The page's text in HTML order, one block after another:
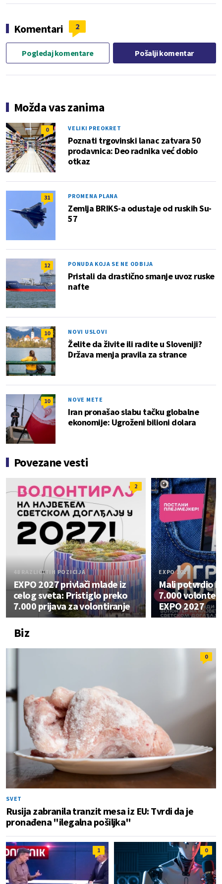
Komentari 2
Pogledaj komentare Pošalji komentar
Možda vas zanima
0 VELIKI PREOKRET
Poznati trgovinski lanac zatvara 50
prodavnica: Deo radnika već dobio
otkaz
31 PROMENA PLANA
Zemlja BRIKS-a odustaje od ruskih Su-
57
12 PONUDA KOJA SE NE ODBIJA
Pristali da drastično smanje uvoz ruske
nafte
10 NOVI USLOVI
Želite da živite ili radite u Sloveniji?
Država menja pravila za strance
10 NOVE METE
Iran pronašao slabu tačku globalne
ekonomije: Ugroženi bilioni dolara
Povezane vesti
2
48 RAZLIČITIH POZICIJA
EXPO 2027 privlači mlade iz
celog sveta: Pristiglo preko
7.000 prijava za volontiranje
EXPO 2027
Mali potvrdio
7.000
EXPO 2027
Biz
0
SVET
Rusija zabranila tranzit mesa iz EU: Tvrdi da je
pronađena "ilegalna pošiljka"
1 0